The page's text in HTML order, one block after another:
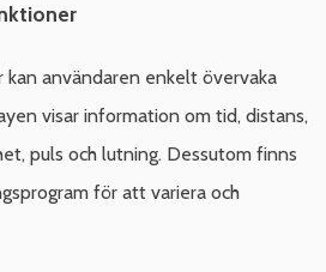
användaren enkelt övervaka
visar information om tid, distans,
puls och lutning. Dessutom finns
för att variera och